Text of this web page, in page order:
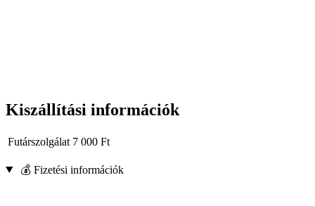
Kiszállítási információk
Futárszolgálat 7 000 Ft
💰 Fizetési információk